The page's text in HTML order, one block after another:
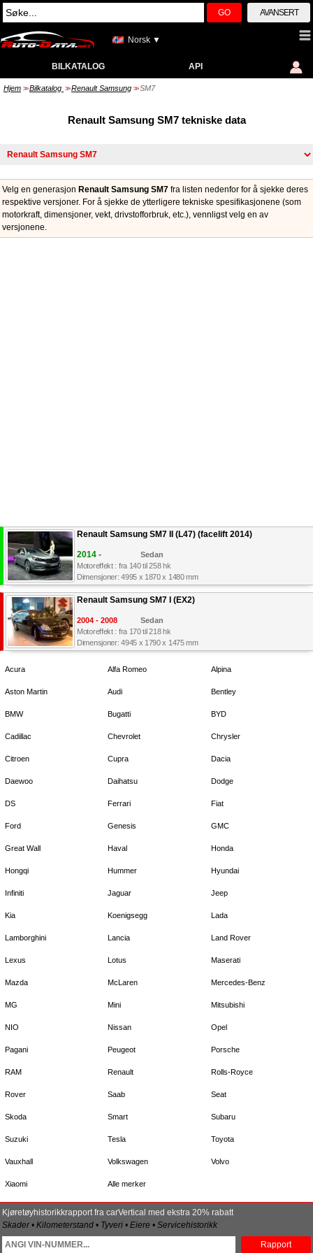
GO AVANSERT
Norsk ▼
BILKATALOG API
Hjem >> Bilkatalog >> Renault Samsung >> SM7
Renault Samsung SM7 tekniske data
Velg en generasjon Renault Samsung SM7 fra listen nedenfor for å sjekke deres
respektive versjoner. For å sjekke de ytterligere tekniske spesifikasjonene (som
motorkraft, dimensjoner, vekt, drivstofforbruk, etc.), vennligst velg en av
versjonene.
Renault Samsung SM7 II (L47) (facelift 2014)
2014 -
Sedan
Motoreffekt : fra 140 til 258 hk
Dimensjoner: 4995 x 1870 x 1480 mm
Renault Samsung SM7 I (EX2)
2004 - 2008
Sedan
Motoreffekt : fra 170 til 218 hk
Dimensjoner: 4945 x 1790 x 1475 mm
Acura Alfa Romeo Alpina
Aston Martin Audi Bentley
BMW Bugatti BYD
Cadillac Chevrolet Chrysler
Citroen Cupra Dacia
Daewoo Daihatsu Dodge
DS Ferrari Fiat
Ford Genesis GMC
Great Wall Haval Honda
Hongqi Hummer Hyundai
Infiniti Jaguar Jeep
Kia Koenigsegg Lada
Lamborghini Lancia Land Rover
Lexus Lotus Maserati
Mazda McLaren Mercedes-Benz
MG Mini Mitsubishi
NIO Nissan Opel
Pagani Peugeot Porsche
RAM Renault Rolls-Royce
Rover Saab Seat
Skoda Smart Subaru
Suzuki Tesla Toyota
Vauxhall Volkswagen Volvo
Xiaomi Alle merker
Kjøretøyhistorikkrapport fra carVertical med ekstra 20% rabatt
Skader • Kilometerstand • Tyveri • Eiere • Servicehistorikk
Rapport